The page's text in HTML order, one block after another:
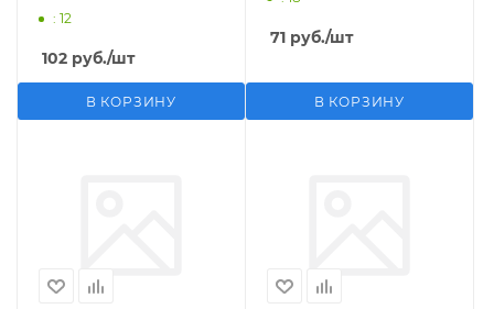
M1/2">F1/4"
: 12
102 руб./шт
В КОРЗИНУ
71 руб./шт
В КОРЗИНУ